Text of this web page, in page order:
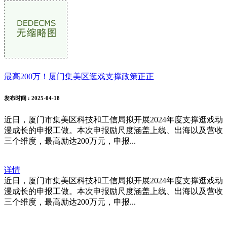
最高200万！厦门集美区逛戏支撑政策正正
发布时间 : 2025-04-18
近日，厦门市集美区科技和工信局拟开展2024年度支撑逛戏动
漫成长的申报工做。本次申报励尺度涵盖上线、出海以及营收
三个维度，最高励达200万元，申报...
详情
近日，厦门市集美区科技和工信局拟开展2024年度支撑逛戏动
漫成长的申报工做。本次申报励尺度涵盖上线、出海以及营收
三个维度，最高励达200万元，申报...